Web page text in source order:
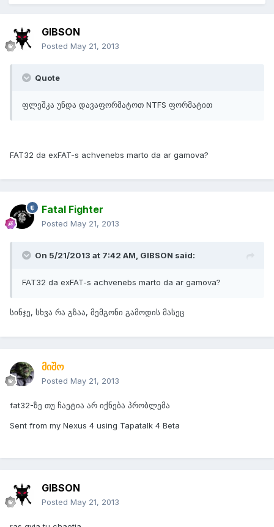
GIBSON
Posted May 21, 2013
Quote
ფლეშკა უნდა დავაფორმატოთ NTFS ფორმატით
FAT32 da exFAT-s achvenebs marto da ar gamova?
Fatal Fighter
Posted May 21, 2013
On 5/21/2013 at 7:42 AM, GIBSON said:
FAT32 da exFAT-s achvenebs marto da ar gamova?
სინჯე, სხვა რა გზაა, მემგონი გამოდის მასეც
მიშო
Posted May 21, 2013
fat32-ზე თუ ჩაეტია არ იქნება პრობლემა
Sent from my Nexus 4 using Tapatalk 4 Beta
GIBSON
Posted May 21, 2013